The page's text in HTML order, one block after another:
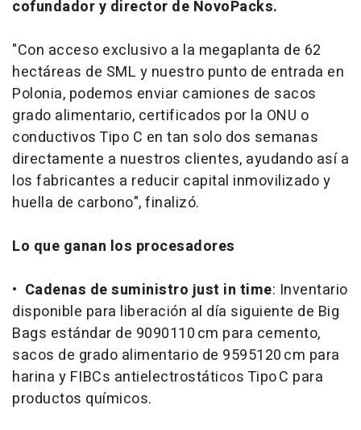
cofundador y director de NovoPacks.
"Con acceso exclusivo a la megaplanta de 62
hectáreas de SML y nuestro punto de entrada en
Polonia, podemos enviar camiones de sacos
grado alimentario, certificados por la ONU o
conductivos Tipo C en tan solo dos semanas
directamente a nuestros clientes, ayudando así a
los fabricantes a reducir capital inmovilizado y
huella de carbono", finalizó.
Lo que ganan los procesadores
• Cadenas de suministro just in time: Inventario
disponible para liberación al día siguiente de Big
Bags estándar de 9090110 cm para cemento,
sacos de grado alimentario de 9595120 cm para
harina y FIBCs antielectrostáticos Tipo C para
productos químicos.